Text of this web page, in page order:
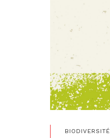
BIODIVERSITÉ